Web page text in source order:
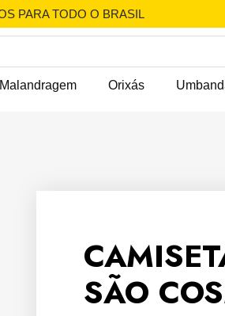
PARA TODO O BRASIL
Malandragem Orixás
SÃO